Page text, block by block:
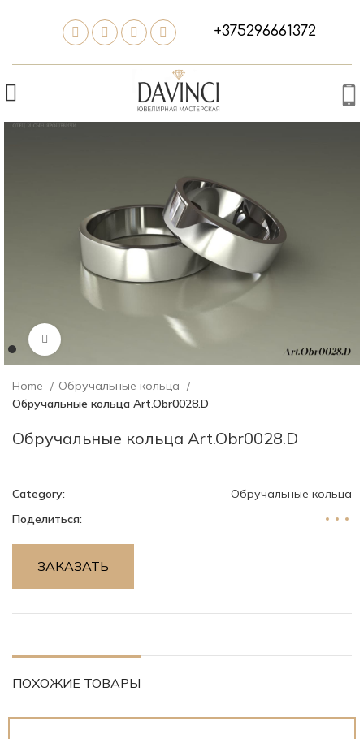
+375296661372
Нажмите, чтобы увеличить изображение
Home
Обручальные кольца
Обручальные кольца Art.Obr0028.D
Обручальные кольца Art.Obr0028.D
Category:
Обручальные кольца
Поделиться:
ЗАКАЗАТЬ
ПОХОЖИЕ ТОВАРЫ